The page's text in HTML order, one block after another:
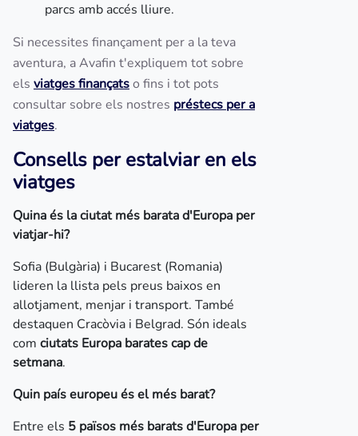
parcs amb accés lliure.
Si necessites finançament per a la teva
aventura, a Avafin t'expliquem tot sobre
els viatges finançatso fins i tot pots
consultar sobre els nostres préstecs per a
viatges.
Consells per estalviar en els
viatges
Quina és la ciutat més barata d'Europa per
viatjar-hi?
Sofia (Bulgària) i Bucarest (Romania)
lideren la llista pels preus baixos en
allotjament, menjar i transport. També
destaquen Cracòvia i Belgrad. Són ideals
com ciutats Europa barates cap de
setmana.
Quin país europeu és el més barat?
Entre els 5 països més barats d'Europa per